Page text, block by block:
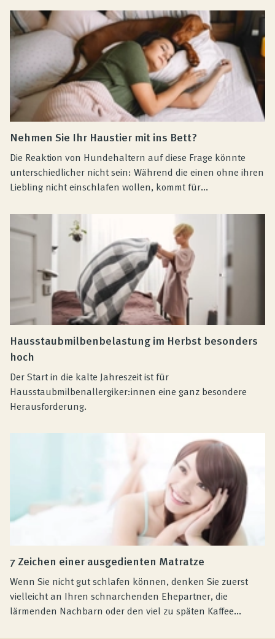
Nehmen Sie Ihr Haustier mit ins Bett?
Die Reaktion von Hundehaltern auf diese Frage könnte
unterschiedlicher nicht sein: Während die einen ohne ihren
Liebling nicht einschlafen wollen, kommt für...
Hausstaubmilbenbelastung im Herbst besonders
hoch
Der Start in die kalte Jahreszeit ist für
Hausstaubmilbenallergiker:innen eine ganz besondere
Herausforderung.
7 Zeichen einer ausgedienten Matratze
Wenn Sie nicht gut schlafen können, denken Sie zuerst
vielleicht an Ihren schnarchenden Ehepartner, die
lärmenden Nachbarn oder den viel zu späten Kaffee...